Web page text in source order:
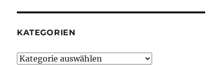
KATEGORIEN
Kategorien